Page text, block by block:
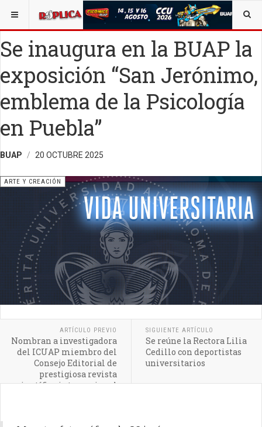
ESTÁ AQUÍ: ARTE OPINIÓN RÉPLICA
Se inaugura en la BUAP la
exposición “San Jerónimo,
emblema de la Psicología
en Puebla”
BUAP 20 OCTUBRE 2025
ARTE Y CREACIÓN
ARTÍCULO PREVIO
Nombran a investigadora
del ICUAP miembro del
Consejo Editorial de
prestigiosa revista
científica internacional
SIGUIENTE ARTÍCULO
Se reúne la Rectora Lilia
Cedillo con deportistas
universitarios